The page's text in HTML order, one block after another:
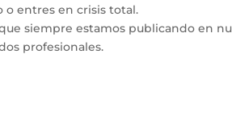
o entres en crisis total.
siempre estamos publicando en
profesionales.